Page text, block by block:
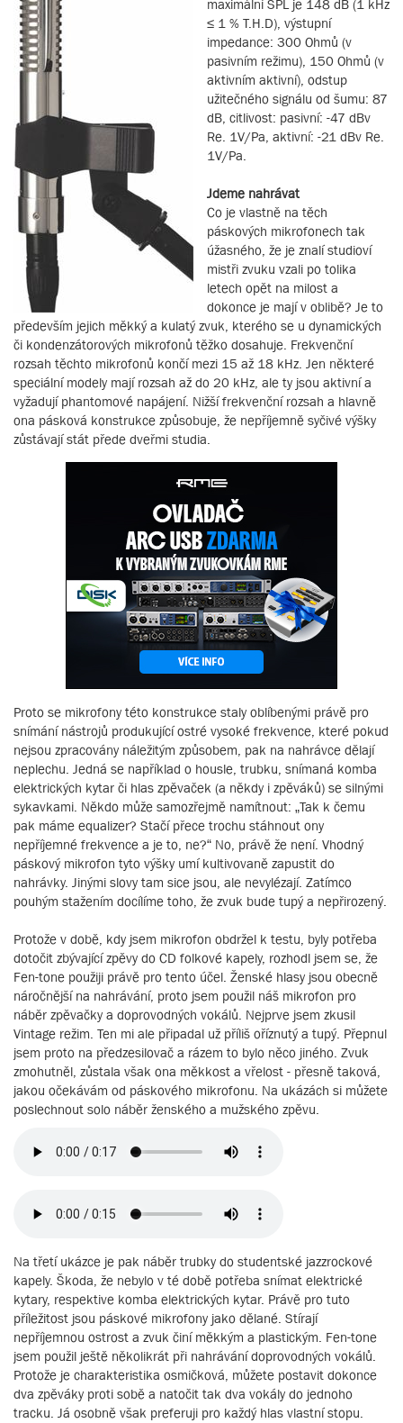
maximální SPL je 148 dB (1 kHz
≤ 1 % T.H.D), výstupní
impedance: 300 Ohmů (v
pasivním režimu), 150 Ohmů (v
aktivním aktivní), odstup
užitečného signálu od šumu: 87
dB, citlivost: pasivní: -47 dBv
Re. 1V/Pa, aktivní: -21 dBv Re.
1V/Pa.
Jdeme nahrávat
Co je vlastně na těch
páskových mikrofonech tak
úžasného, že je znalí studioví
mistři zvuku vzali po tolika
letech opět na milost a
dokonce je mají v oblibě? Je to
především jejich měkký a kulatý zvuk, kterého se u dynamických
či kondenzátorových mikrofonů těžko dosahuje. Frekvenční
rozsah těchto mikrofonů končí mezi 15 až 18 kHz. Jen některé
speciální modely mají rozsah až do 20 kHz, ale ty jsou aktivní a
vyžadují phantomové napájení. Nižší frekvenční rozsah a hlavně
ona pásková konstrukce způsobuje, že nepříjemně syčivé výšky
zůstávají stát přede dveřmi studia.
Proto se mikrofony této konstrukce staly oblíbenými právě pro
snímání nástrojů produkující ostré vysoké frekvence, které pokud
nejsou zpracovány náležitým způsobem, pak na nahrávce dělají
neplechu. Jedná se například o housle, trubku, snímaná komba
elektrických kytar či hlas zpěvaček (a někdy i zpěváků) se silnými
sykavkami. Někdo může samozřejmě namítnout: „Tak k čemu
pak máme equalizer? Stačí přece trochu stáhnout ony
nepříjemné frekvence a je to, ne?“ No, právě že není. Vhodný
páskový mikrofon tyto výšky umí kultivovaně zapustit do
nahrávky. Jinými slovy tam sice jsou, ale nevylézají. Zatímco
pouhým stažením docílíme toho, že zvuk bude tupý a nepřirozený.
Protože v době, kdy jsem mikrofon obdržel k testu, byly potřeba
dotočit zbývající zpěvy do CD folkové kapely, rozhodl jsem se, že
Fen-tone použiji právě pro tento účel. Ženské hlasy jsou obecně
náročnější na nahrávání, proto jsem použil náš mikrofon pro
náběr zpěvačky a doprovodných vokálů. Nejprve jsem zkusil
Vintage režim. Ten mi ale připadal už příliš oříznutý a tupý. Přepnul
jsem proto na předzesilovač a rázem to bylo něco jiného. Zvuk
zmohutněl, zůstala však ona měkkost a vřelost - přesně taková,
jakou očekávám od páskového mikrofonu. Na ukázách si můžete
poslechnout solo náběr ženského a mužského zpěvu.
Na třetí ukázce je pak náběr trubky do studentské jazzrockové
kapely. Škoda, že nebylo v té době potřeba snímat elektrické
kytary, respektive komba elektrických kytar. Právě pro tuto
příležitost jsou páskové mikrofony jako dělané. Stírají
nepříjemnou ostrost a zvuk činí měkkým a plastickým. Fen-tone
jsem použil ještě několikrát při nahrávání doprovodných vokálů.
Protože je charakteristika osmičková, můžete postavit dokonce
dva zpěváky proti sobě a natočit tak dva vokály do jednoho
tracku. Já osobně však preferuji pro každý hlas vlastní stopu.